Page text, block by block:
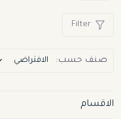
Filter
صنف حسب:
الاقسام